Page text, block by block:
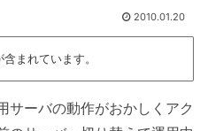
2010.01.20
まれています。
サーバの動作がおかしくアク